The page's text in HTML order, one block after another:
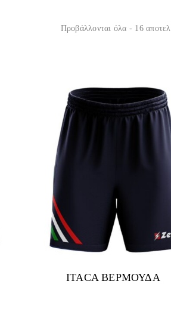
Προβάλλονται όλα - 16
ITACA ΒΕΡΜΟΥΔΑ